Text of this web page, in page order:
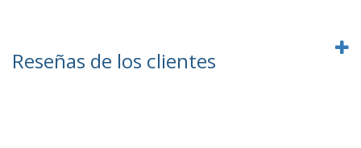
Reseñas de los clientes